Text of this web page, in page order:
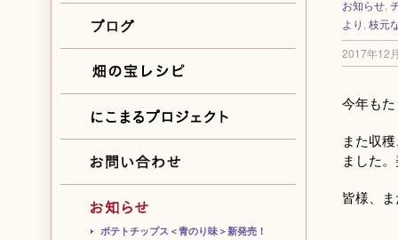
お知らせ,
より 枝元
2017年12
今年も
また収
ました
皆様、
ポテトチップス＜青のり味＞新発売！